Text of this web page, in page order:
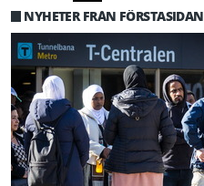
NYHETER FRÅN FÖRSTASIDAN